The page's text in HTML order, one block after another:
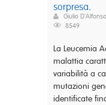
sorpresa.
Giulio D'Alfonso
8549
La Leucemia
malattia
variabilità a
mutazioni
identificate